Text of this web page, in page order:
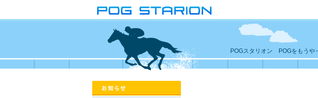
POGスタリオン POGをもうや